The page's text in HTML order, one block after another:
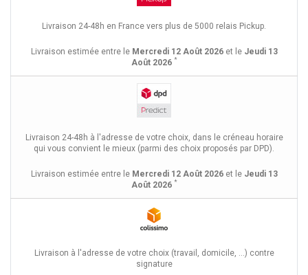
Livraison 24-48h en France vers plus de 5000 relais Pickup.
Livraison estimée entre le Mercredi 12 Août 2026et le Jeudi 13
Août 2026 *
Livraison 24-48h à l'adresse de votre choix, dans le créneau horaire
qui vous convient le mieux (parmi des choix proposés par DPD).
Livraison estimée entre le Mercredi 12 Août 2026et le Jeudi 13
Août 2026 *
Livraison à l'adresse de votre choix (travail, domicile, ...) contre
signature